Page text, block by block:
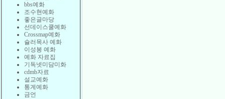
bbs예화
조수현예화
좋은글마당
선데이스쿨예화
Crossmap예화
슐러목사 예화
이성봉 예화
예화 자료집
기독넷미담미화
cdmb자료
설교예화
통계예화
금언